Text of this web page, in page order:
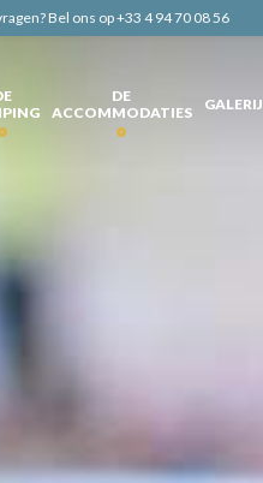
DE
ACCOMMODATIES
GALERIJ
Bel ons op+33 4 94 70 08 56